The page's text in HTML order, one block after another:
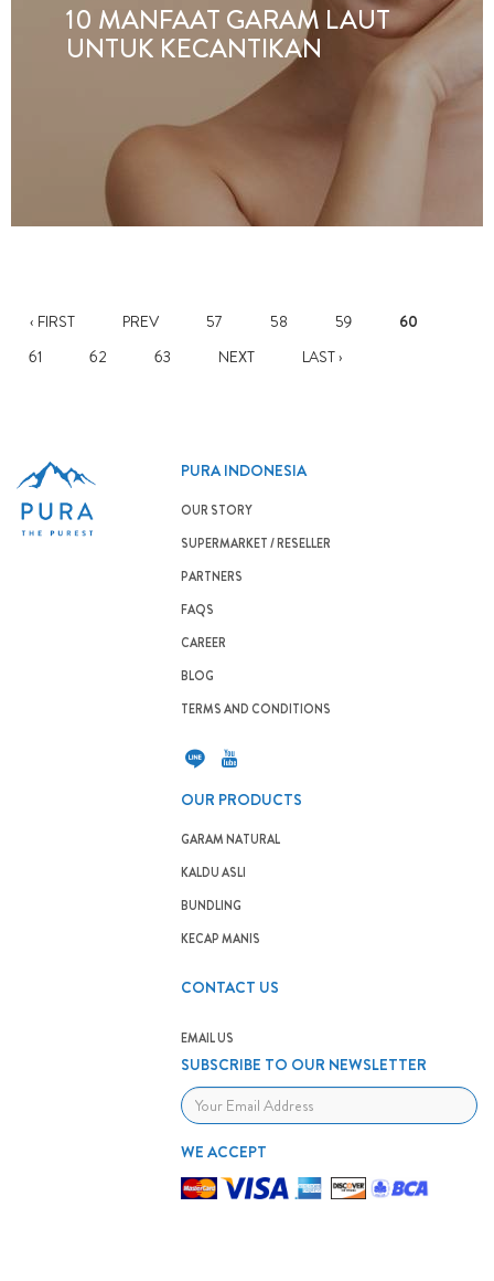
10 MANFAAT GARAM LAUT
UNTUK KECANTIKAN
‹ FIRST PREV 57 58 59
60
61
62 63 NEXT LAST ›
PURA INDONESIA
OUR STORY
SUPERMARKET / RESELLER
PARTNERS
FAQS
CAREER
BLOG
TERMS AND CONDITIONS
OUR PRODUCTS
GARAM NATURAL
KALDU ASLI
BUNDLING
KECAP MANIS
CONTACT US
EMAIL US
SUBSCRIBE TO OUR NEWSLETTER
WE ACCEPT